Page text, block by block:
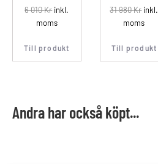
6 010Krinkl.
moms
Till produkt
31 980Krinkl.
moms
Till produkt
Andra har också köpt...